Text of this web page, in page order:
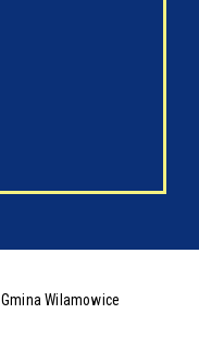
Gmina Wilamowice